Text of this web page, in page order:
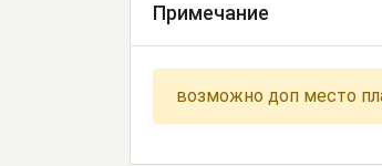
Примечание
возможно доп место